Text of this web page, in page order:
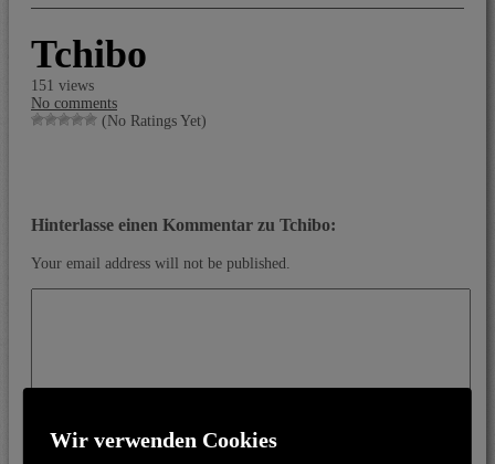
Tchibo
151 views
No comments
(No Ratings Yet)
Hinterlasse einen Kommentar zu Tchibo:
Your email address will not be published.
Wir verwenden Cookies